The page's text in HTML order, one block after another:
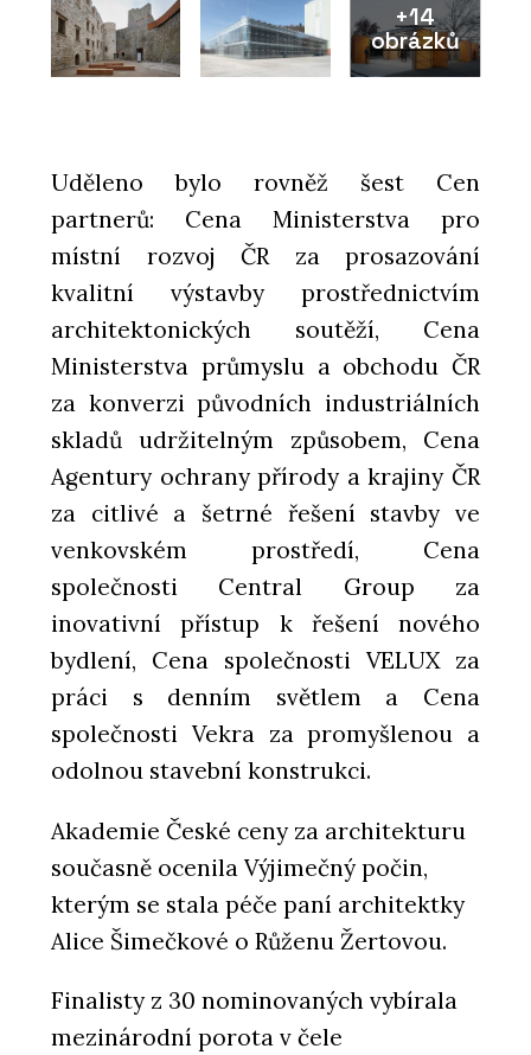
+14
obrázků
Uděleno bylo rovněž šest Cen
partnerů: Cena Ministerstva pro
místní rozvoj ČR za prosazování
kvalitní výstavby prostřednictvím
architektonických soutěží, Cena
Ministerstva průmyslu a obchodu ČR
za konverzi původních industriálních
skladů udržitelným způsobem, Cena
Agentury ochrany přírody a krajiny ČR
za citlivé a šetrné řešení stavby ve
venkovském prostředí, Cena
společnosti Central Group za
inovativní přístup k řešení nového
bydlení, Cena společnosti VELUX za
práci s denním světlem a Cena
společnosti Vekra za promyšlenou a
odolnou stavební konstrukci.
Akademie České ceny za architekturu
současně ocenila Výjimečný počin,
kterým se stala péče paní architektky
Alice Šimečkové o Růženu Žertovou.
Finalisty z 30 nominovaných vybírala
mezinárodní porota v čele